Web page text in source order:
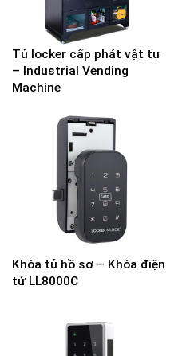
Tủ locker cấp phát vật tư
– Industrial Vending
Machine
Khóa tủ hồ sơ – Khóa điện
tử LL8000C